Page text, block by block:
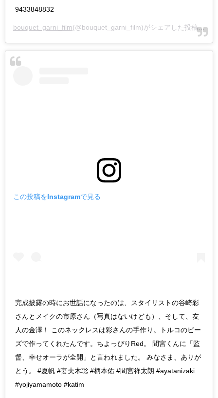
9433848832
bouquet_garni_film(@bouquet_garni_film)がシェアした投稿 -
この投稿をInstagramで見る
完成披露の時にお世話になったのは、スタイリストの谷崎彩
さんとメイクの市原さん（写真はないけども）、そして、友
人の金澤！ このネックレスは彩さんの手作り。トルコのビー
ズで作ってくれたんです。ちよっぴりRed。 間宮くんに「監
督、幸せオーラが全開」と言われました。 みなさま、ありが
とう。 #夏帆 #妻夫木聡 #柄本佑 #間宮祥太朗 #ayatanizaki
#yojiyamamoto #katim